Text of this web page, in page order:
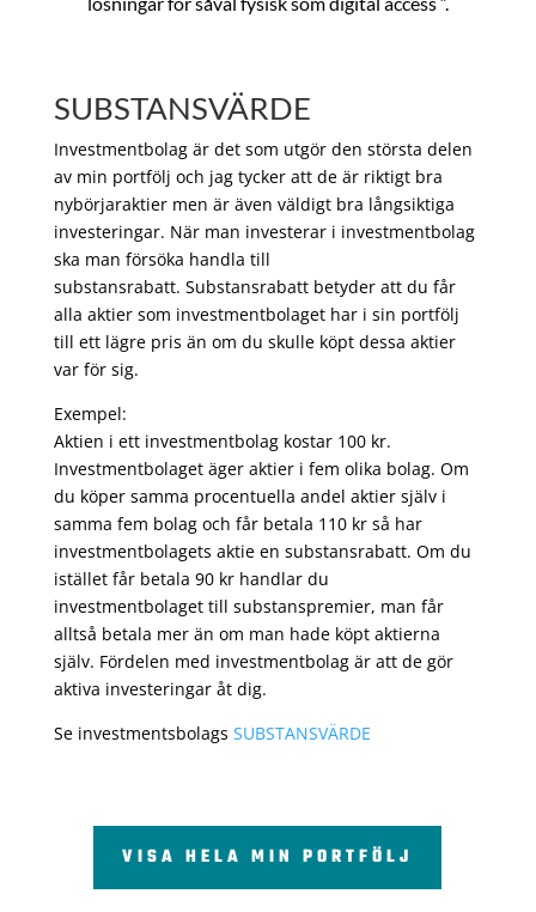
SUBSTANSVÄRDE
Investmentbolag är det som utgör den största delen
av min portfölj och jag tycker att de är riktigt bra
nybörjaraktier men är även väldigt bra långsiktiga
investeringar. När man investerar i investmentbolag
ska man försöka handla till
substansrabatt. Substansrabatt betyder att du får
alla aktier som investmentbolaget har i sin portfölj
till ett lägre pris än om du skulle köpt dessa aktier
var för sig.
Exempel:
Aktien i ett investmentbolag kostar 100 kr.
Investmentbolaget äger aktier i fem olika bolag. Om
du köper samma procentuella andel aktier själv i
samma fem bolag och får betala 110 kr så har
investmentbolagets aktie en substansrabatt. Om du
istället får betala 90 kr handlar du
investmentbolaget till substanspremier, man får
alltså betala mer än om man hade köpt aktierna
själv. Fördelen med investmentbolag är att de gör
aktiva investeringar åt dig.
Se investmentsbolags SUBSTANSVÄRDE
VISA HELA MIN PORTFÖLJ